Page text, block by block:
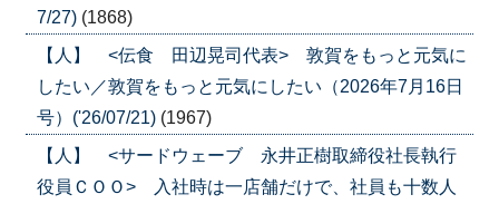
7/27) (1868)
【人】 <伝食 田辺晃司代表> 敦賀をもっと元気に
したい／敦賀をもっと元気にしたい（2026年7月16日
号）('26/07/21) (1967)
【人】 <サードウェーブ 永井正樹取締役社長執行
役員ＣＯＯ> 入社時は一店舗だけで、社員も十数人